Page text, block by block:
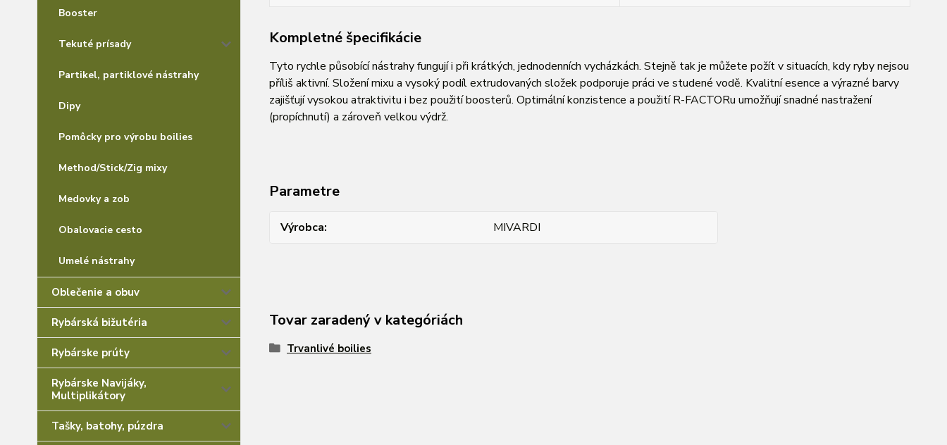
Booster
Tekuté prísady
Partikel, partiklové nástrahy
Dipy
Pomôcky pro výrobu boilies
Method/Stick/Zig mixy
Medovky a zob
Obalovacie cesto
Umelé nástrahy
Oblečenie a obuv
Rybárská bižutéria
Rybárske prúty
Rybárske Navijáky,
Multiplikátory
Tašky, batohy, púzdra
Kompletné špecifikácie
Tyto rychle působící nástrahy fungují i při krátkých, jednodenních vycházkách. Stejně tak je můžete požít v situacích, kdy ryby nejsou
příliš aktivní. Složení mixu a vysoký podíl extrudovaných složek podporuje práci ve studené vodě. Kvalitní esence a výrazné barvy
zajišťují vysokou atraktivitu i bez použití boosterů. Optimální konzistence a použití R-FACTORu umožňují snadné nastražení
(propíchnutí) a zároveň velkou výdrž.
Parametre
Výrobca MIVARDI
Tovar zaradený v kategóriách
Trvanlivé boilies